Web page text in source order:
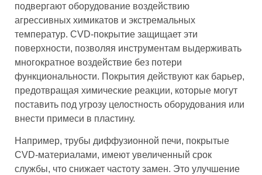
подвергают оборудование воздействию
агрессивных химикатов и экстремальных
температур. CVD-покрытие защищает эти
поверхности, позволяя инструментам выдерживать
многократное воздействие без потери
функциональности. Покрытия действуют как барьер,
предотвращая химические реакции, которые могут
поставить под угрозу целостность оборудования или
внести примеси в пластину.
Например, трубы диффузионной печи, покрытые
CVD-материалами, имеют увеличенный срок
службы, что снижает частоту замен. Это улучшение